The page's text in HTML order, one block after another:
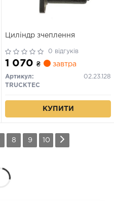
Циліндр зчеплення
0 відгуків
1 070 ₴ завтра
Артикул:
02.23.128
TRUCKTEC
КУПИТИ
8 9 10